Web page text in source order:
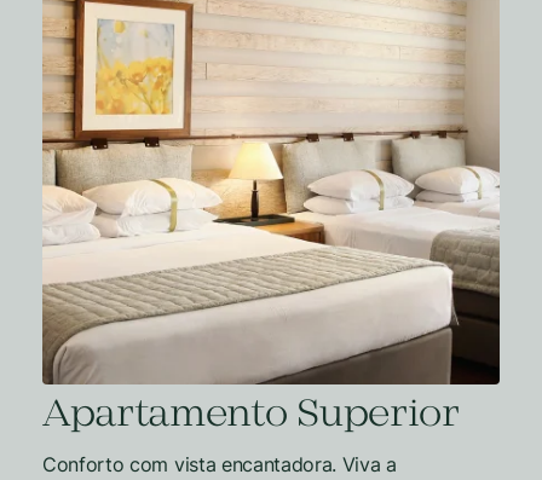
Apartamento Superior
Conforto com vista encantadora. Viva a